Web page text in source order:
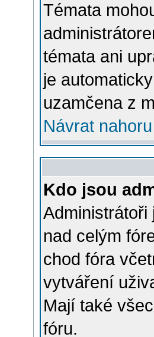
Témata
témata ani
je
uzamčena z
Návrat nahoru
Kdo jsou
nad celým
chod fóra
vytváření
Mají také
fóru.